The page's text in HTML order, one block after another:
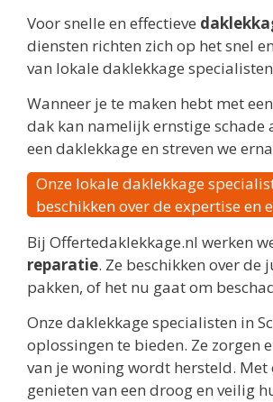
Voor snelle en effectieve
diensten richten zich op het snel
van lokale daklekkage
Wanneer je te maken hebt met
dak kan namelijk ernstige schade
een daklekkage en streven we
Onze lokale daklekkage
beschikken over de expertise en
Bij Offertedaklekkage.nl werken
reparatie. Ze beschikken over
pakken, of het nu gaat om
Onze daklekkage specialisten in
oplossingen te bieden. Ze zorgen
van je woning wordt hersteld.
genieten van een droog en veilig